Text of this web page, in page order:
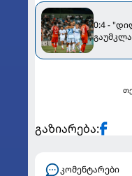
0:4 -
გაზიარება:
კომენტარები